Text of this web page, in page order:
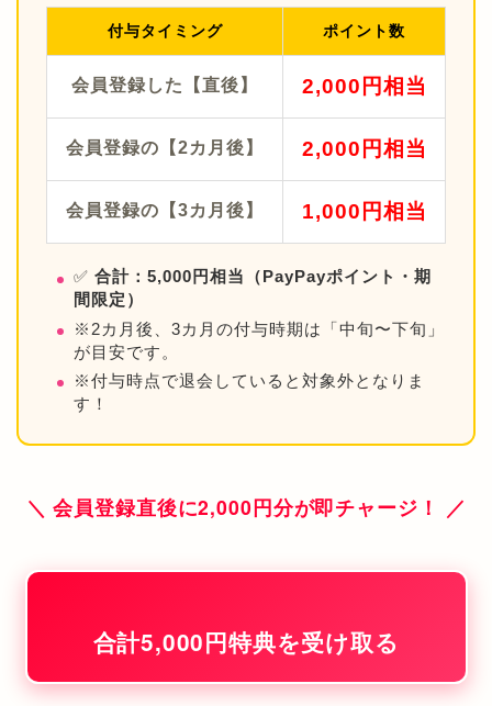
付与タイミング ポイント数
会員登録した【直後】 2,000円相当
会員登録の【2カ月後】 2,000円相当
会員登録の【3カ月後】 1,000円相当
✅ 合計：5,000円相当（PayPayポイント・期
間限定）
※2カ月後、3カ月の付与時期は「中旬〜下旬」
が目安です。
※付与時点で退会していると対象外となりま
す！
＼ 会員登録直後に2,000円分が即チャージ！ ／
合計5,000円特典を受け取る